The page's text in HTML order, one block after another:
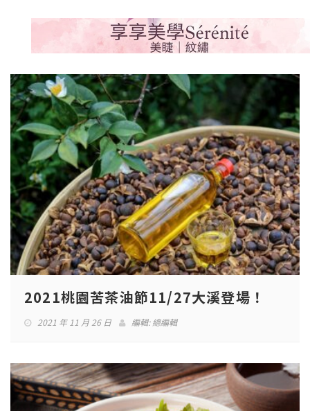
2021桃園苦茶油節11/27大溪登場！
2021 年 11 月 26 日 編輯:總編輯